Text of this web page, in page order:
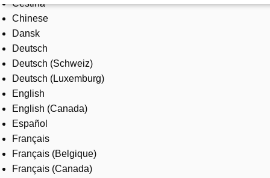
Products & Solutions
Industries
Services
About us
Where to buy
Contact us
Careers
Čeština
Chinese
Dansk
Deutsch
Deutsch (Schweiz)
Deutsch (Luxemburg)
English
English (Canada)
Español
Français
Français (Belgique)
Français (Canada)